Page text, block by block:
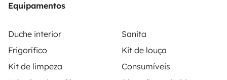
draps, serviettes de bain, et nécessaire de cuisine de
Equipamentos
Duche interior
Sanita
Frigorífico
Kit de louça
Kit de limpeza
Consumíveis